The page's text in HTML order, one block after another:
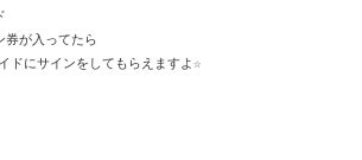
券が入ってたら
ドにサインをしてもらえますよ☆